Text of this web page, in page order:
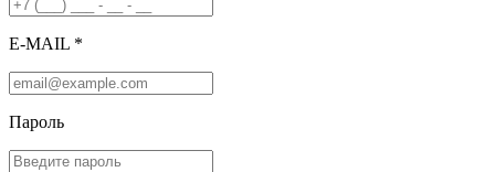
E-MAIL *
Пароль